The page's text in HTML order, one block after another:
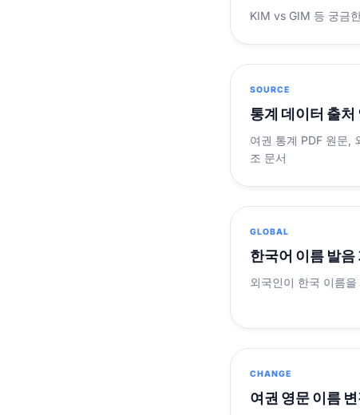
KIM vs GIM 등 궁금
SOURCE
통계 데이터 출처
여권 통계 PDF 원문,
조 문서
GLOBAL
한국어 이름 발음
외국인이 한국 이름
CHANGE
여권 영문 이름